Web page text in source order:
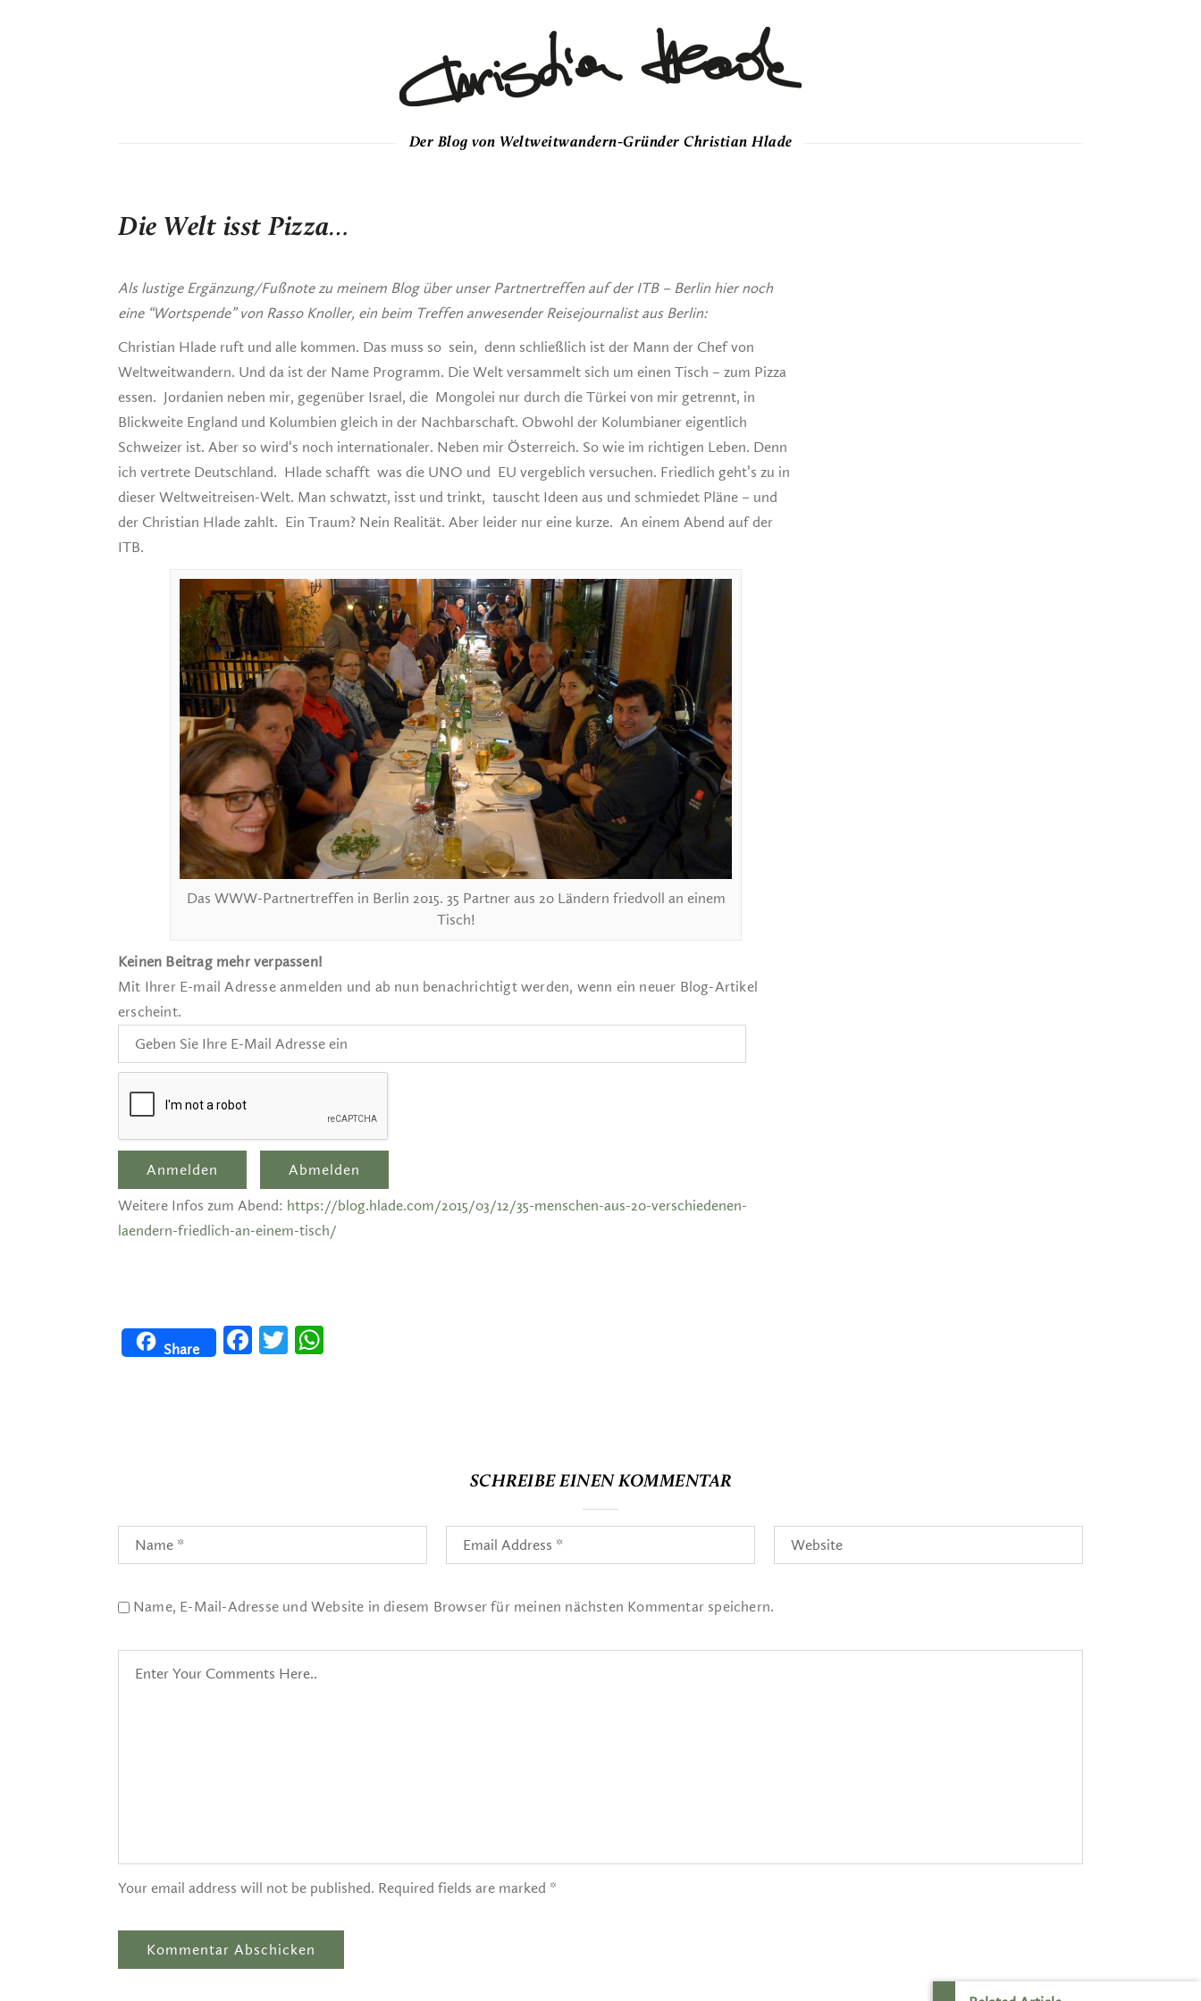
Der Blog von Weltweitwandern-Gründer Christian Hlade
Die Welt isst Pizza…
Als lustige Ergänzung/Fußnote zu meinem Blog über unser Partnertreffen auf der ITB – Berlin hier noch
eine “Wortspende” von Rasso Knoller, ein beim Treffen anwesender Reisejournalist aus Berlin:
Christian Hlade ruft und alle kommen. Das muss so sein, denn schließlich ist der Mann der Chef von
Weltweitwandern. Und da ist der Name Programm. Die Welt versammelt sich um einen Tisch – zum Pizza
essen. Jordanien neben mir, gegenüber Israel, die Mongolei nur durch die Türkei von mir getrennt, in
Blickweite England und Kolumbien gleich in der Nachbarschaft. Obwohl der Kolumbianer eigentlich
Schweizer ist. Aber so wird‘s noch internationaler. Neben mir Österreich. So wie im richtigen Leben. Denn
ich vertrete Deutschland. Hlade schafft was die UNO und EU vergeblich versuchen. Friedlich geht’s zu in
dieser Weltweitreisen-Welt. Man schwatzt, isst und trinkt, tauscht Ideen aus und schmiedet Pläne – und
der Christian Hlade zahlt. Ein Traum? Nein Realität. Aber leider nur eine kurze. An einem Abend auf der
ITB.
Das WWW-Partnertreffen in Berlin 2015. 35 Partner aus 20 Ländern friedvoll an einem
Tisch!
Keinen Beitrag mehr verpassen!
Mit Ihrer E-mail Adresse anmelden und ab nun benachrichtigt werden, wenn ein neuer Blog-Artikel
erscheint.
Weitere Infos zum Abend: https://blog.hlade.com/2015/03/12/35-menschen-aus-20-verschiedenen-
laendern-friedlich-an-einem-tisch/
Share
FacebookTwitter
SCHREIBE EINEN KOMMENTAR
Name, E-Mail-Adresse und Website in diesem Browser für meinen nächsten Kommentar speichern.
Your email address will not be published. Required fields are marked *